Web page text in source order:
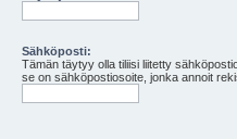
Sähköposti:
Tämän täytyy olla tiliisi liitetty
se on sähköpostiosoite, jonka annoit